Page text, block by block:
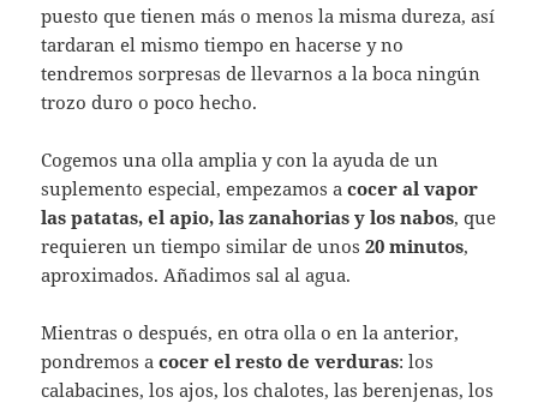
puesto que tienen más o menos la misma dureza, así
tardaran el mismo tiempo en hacerse y no
tendremos sorpresas de llevarnos a la boca ningún
trozo duro o poco hecho.
Cogemos una olla amplia y con la ayuda de un
suplemento especial, empezamos acocer al vapor
las patatas, el apio, las zanahorias y los nabos, que
requieren un tiempo similar de unos 20 minutos,
aproximados. Añadimos sal al agua.
Mientras o después, en otra olla o en la anterior,
pondremos a cocer el resto de verduras: los
calabacines, los ajos, los chalotes, las berenjenas, los